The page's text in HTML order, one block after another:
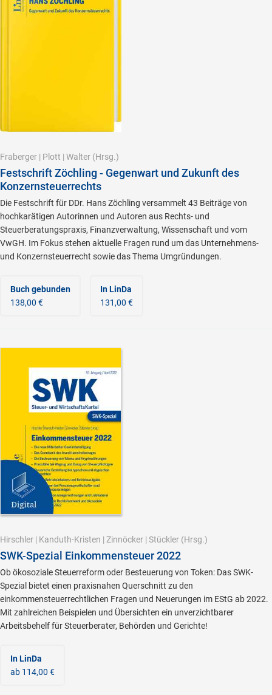
Fraberger | Plott | Walter (Hrsg.)
Festschrift Zöchling - Gegenwart und Zukunft des
Konzernsteuerrechts
Die Festschrift für DDr. Hans Zöchling versammelt 43 Beiträge von
hochkarätigen Autorinnen und Autoren aus Rechts- und
Steuerberatungspraxis, Finanzverwaltung, Wissenschaft und vom
VwGH. Im Fokus stehen aktuelle Fragen rund um das Unternehmens-
und Konzernsteuerrecht sowie das Thema Umgründungen.
Buch gebunden
138,00 €
In LinDa
131,00 €
Hirschler | Kanduth-Kristen | Zinnöcker | Stückler (Hrsg.)
SWK-Spezial Einkommensteuer 2022
Ob ökosoziale Steuerreform oder Besteuerung von Token: Das SWK-
Spezial bietet einen praxisnahen Querschnitt zu den
einkommensteuerrechtlichen Fragen und Neuerungen im EStG ab 2022.
Mit zahlreichen Beispielen und Übersichten ein unverzichtbarer
Arbeitsbehelf für Steuerberater, Behörden und Gerichte!
In LinDa
ab 114,00 €